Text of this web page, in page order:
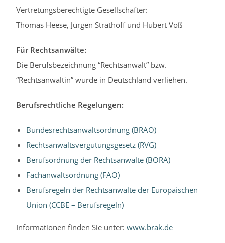
Vertretungsberechtigte Gesellschafter:
Thomas Heese, Jürgen Strathoff und Hubert Voß
Für Rechtsanwälte:
Die Berufsbezeichnung “Rechtsanwalt” bzw.
“Rechtsanwältin” wurde in Deutschland verliehen.
Berufsrechtliche Regelungen:
Bundesrechtsanwaltsordnung (BRAO)
Rechtsanwaltsvergütungsgesetz (RVG)
Berufsordnung der Rechtsanwälte (BORA)
Fachanwaltsordnung (FAO)
Berufsregeln der Rechtsanwälte der Europäischen
Union (CCBE – Berufsregeln)
Informationen finden Sie unter:www.brak.de